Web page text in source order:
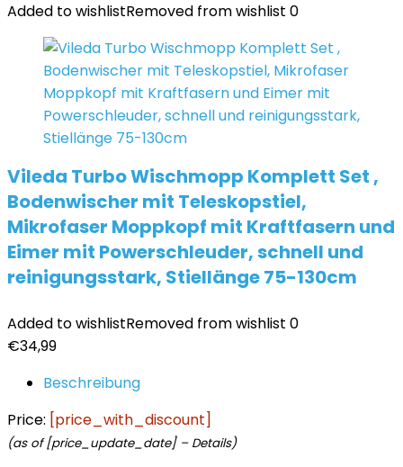
Added to wishlistRemoved from wishlist 0
Vileda Turbo Wischmopp Komplett Set ,
Bodenwischer mit Teleskopstiel,
Mikrofaser Moppkopf mit Kraftfasern und
Eimer mit Powerschleuder, schnell und
reinigungsstark, Stiellänge 75-130cm
Added to wishlistRemoved from wishlist 0
€34,99
Beschreibung
Price: [price_with_discount]
(as of [price_update_date] – Details)